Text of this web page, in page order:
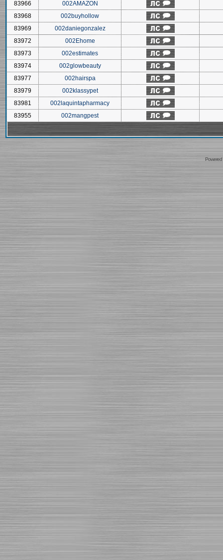
83966
002AMAZON
83968
002buyhollow
83969
002daniegonzalez
83972
002Ehome
83973
002estimates
83974
002glowbeauty
83977
002hairspa
83979
002klassypet
83981
002laquintapharmacy
83955
002mangpest